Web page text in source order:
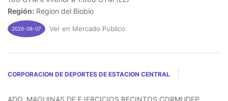
Región: Region del Biobio
2026-08-07 Ver en Mercado Publico
CORPORACION DE DEPORTES DE ESTACION CENTRAL
ADQ. MAQUINAS DE EJERCICIOS RECINTOS CORMUDEP...